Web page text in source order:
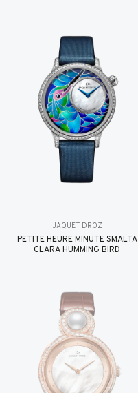
JAQUET DROZ
PETITE HEURE MINUTE SMALTA
CLARA HUMMING BIRD